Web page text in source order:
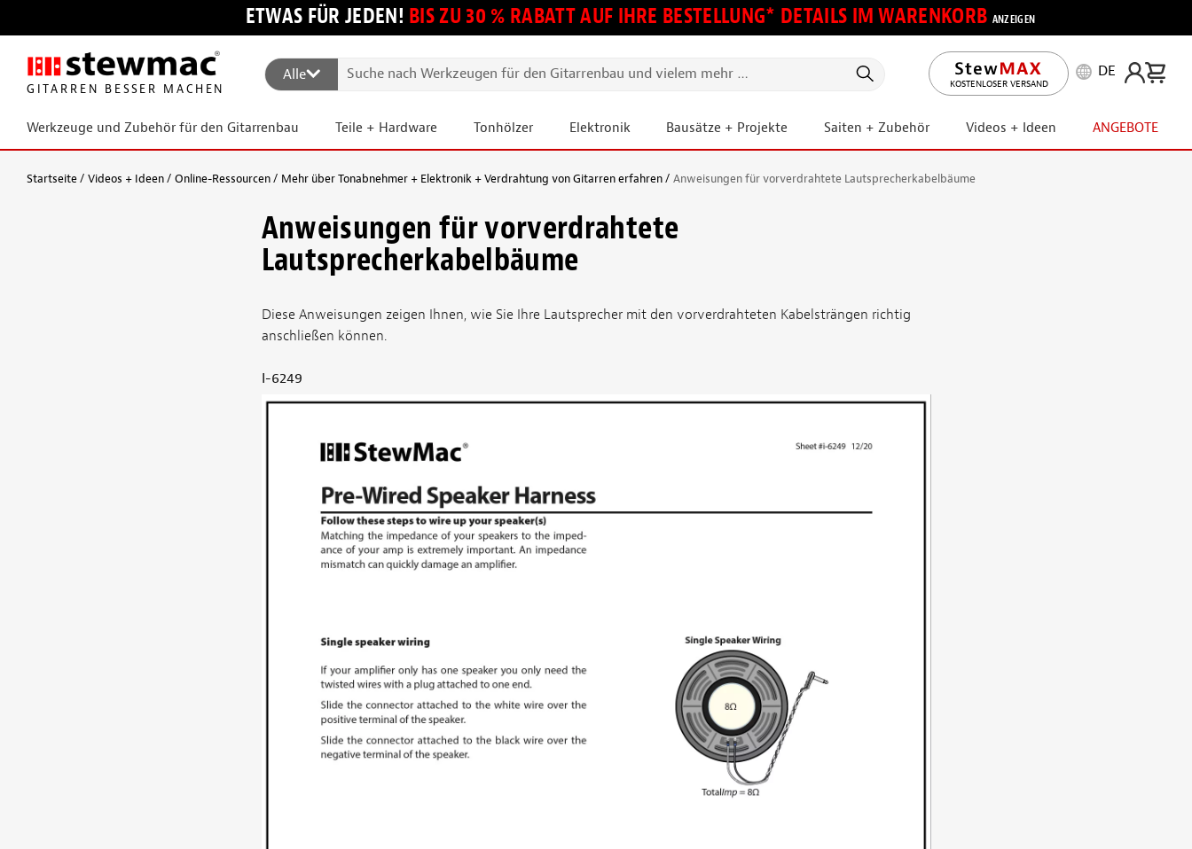
ETWAS FÜR JEDEN! BIS ZU 30 % RABATT AUF IHRE BESTELLUNG* DETAILS IM WARENKORB ANZEIGEN
GITARREN BESSER MACHEN
Alle
KOSTENLOSER VERSAND
DE
Werkzeuge und Zubehör für den Gitarrenbau Teile + Hardware Tonhölzer Elektronik Bausätze + Projekte Saiten + Zubehör Videos + Ideen ANGEBOTE
Startseite Videos + Ideen Online-Ressourcen Mehr über Tonabnehmer + Elektronik + Verdrahtung von Gitarren erfahren Anweisungen für vorverdrahtete Lautsprecherkabelbäume
Anweisungen für vorverdrahtete
Lautsprecherkabelbäume
Diese Anweisungen zeigen Ihnen, wie Sie Ihre Lautsprecher mit den vorverdrahteten Kabelsträngen richtig
anschließen können.
I-6249